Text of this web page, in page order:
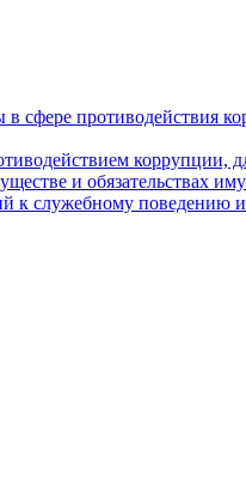
сфере противодействия
коррупции,
и обязательствах
к служебному поведению